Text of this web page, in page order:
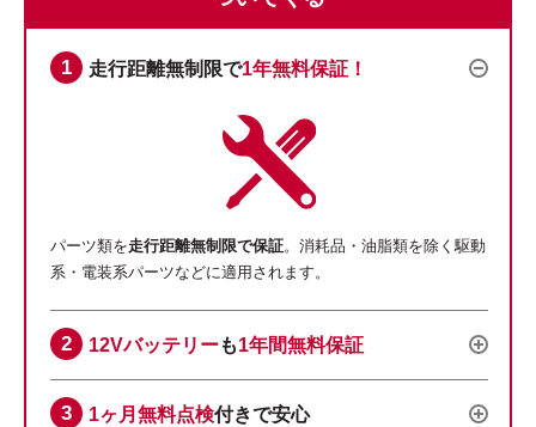
走行距離無制限で1年無料保証！
パーツ類を走行距離無制限で保証。消耗品・油脂類を除く駆動
系・電装系パーツなどに適用されます。
12Vバッテリーも1年間無料保証
1ヶ月無料点検付きで安心